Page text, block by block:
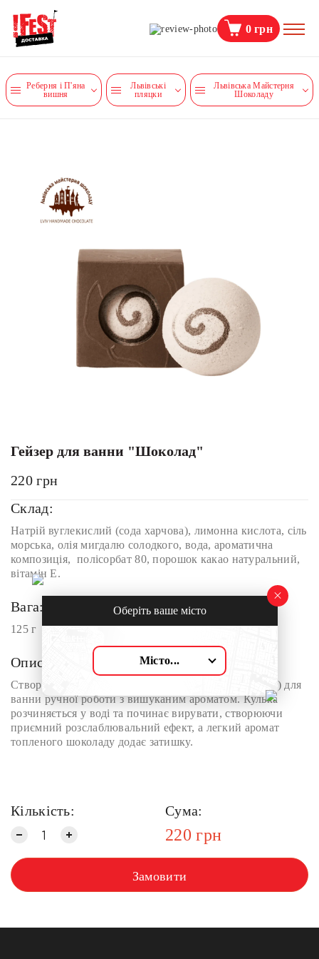
0грн
Реберня і П'яна
вишня
Львівські
пляцки
Львівська Майстерня
Шоколаду
Гейзер для ванни "Шоколад"
220 грн
Склад:
Натрій вуглекислий (сода харчова), лимонна кислота, сіль
морська, олія мигдалю солодкого, вода, ароматична
композиція, полісорбат 80, порошок какао натуральний,
вітамін Е.
Вага:
125 г
Опис:
Створений спеціально для Майстерні гейзер (кулька) для
ванни ручної роботи з вишуканим ароматом. Кулька
розчиняється у воді та починає вирувати, створюючи
приємний розслаблювальний ефект, а легкий аромат
топленого шоколаду додає затишку.
Кількість: Сума:
220 грн
Замовити
Оберіть ваше місто
Місто...